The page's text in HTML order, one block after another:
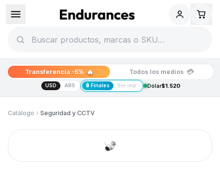
Transferencia -5% 🔥 Todos los medios 💳
USD ARS 🔒 Finales Sin imp. Dólar$1.520
Catálogo Seguridad y CCTV